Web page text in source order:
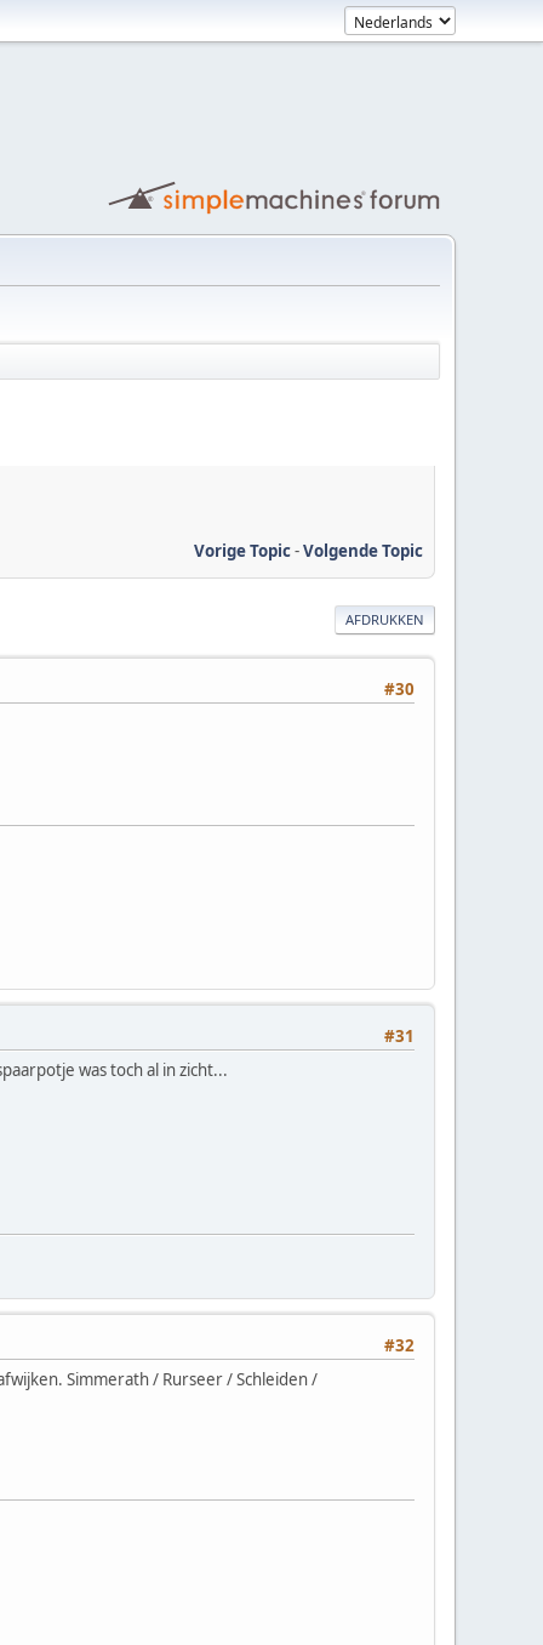
Vorige Topic-Volgende Topic
AFDRUKKEN
#30
#31
was toch al in zicht...
#32
Simmerath / Rurseer / Schleiden /